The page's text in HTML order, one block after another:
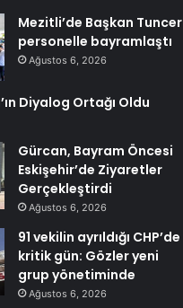
Mezitli’de Başkan Tuncer
personelle bayramlaştı
Ağustos 6, 2026
Diyalog Ortağı Oldu
Gürcan, Bayram Öncesi
Eskişehir’de Ziyaretler
Gerçekleştirdi
Ağustos 6, 2026
91 vekilin ayrıldığı CHP’de
kritik gün: Gözler yeni
grup yönetiminde
Ağustos 6, 2026